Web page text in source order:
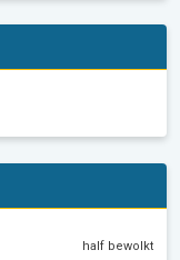
half bewolkt